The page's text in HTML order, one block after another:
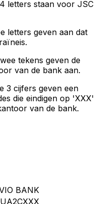
letters staan voor JSC
letters geven aan dat
tekens geven de
van de bank aan.
3 cijfers geven een
die eindigen op 'XXX'
van de bank.
BANK